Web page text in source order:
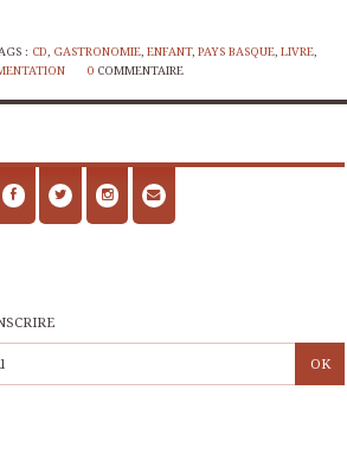
: CD, GASTRONOMIE,ENFANT,PAYS BASQUE,LIVRE,
0 COMMENTAIRE